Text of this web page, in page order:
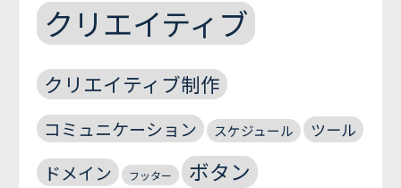
クリエイティブ
クリエイティブ制作
コミュニケーション スケジュール ツール
ドメイン フッター ボタン